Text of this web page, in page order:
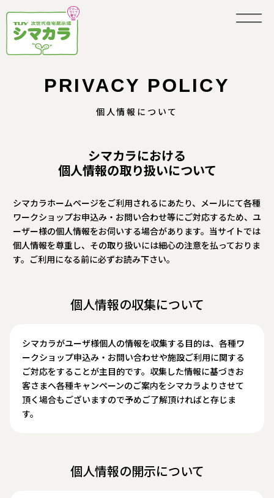
PRIVACY POLICY
個人情報について
シマカラにおける
個人情報の取り扱いについて
シマカラホームページをご利用されるにあたり、メールにて各種
ワークショップお申込み・お問い合わせ等にご対応するため、ユ
ーザー様の個人情報をお伺いする場合があります。当サイトでは
個人情報を尊重し、その取り扱いには細心の注意を払っておりま
す。ご利用になる前に必ずお読み下さい。
個人情報の収集について
シマカラがユーザ様個人の情報を収集する目的は、各種ワ
ークショップ申込み・お問い合わせや施設ご利用に関する
ご対応をすることが主目的です。収集した情報に基づきお
客さまへ各種キャンペーンのご案内をシマカラよりさせて
頂く場合もございますので予めご了解頂ければと存じま
す。
個人情報の開示について